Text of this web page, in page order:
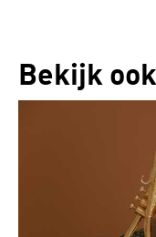
Bekijk ook